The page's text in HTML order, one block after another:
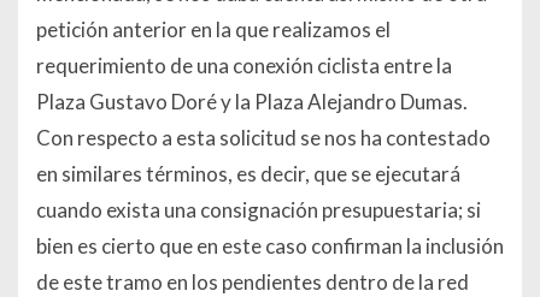
petición anterior en la que realizamos el
requerimiento de una conexión ciclista entre la
Plaza Gustavo Doré y la Plaza Alejandro Dumas.
Con respecto a esta solicitud se nos ha contestado
en similares términos, es decir, que se ejecutará
cuando exista una consignación presupuestaria; si
bien es cierto que en este caso confirman la inclusión
de este tramo en los pendientes dentro de la red